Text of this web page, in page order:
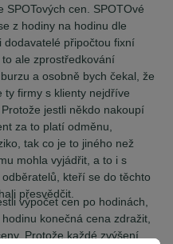
cen. SPOTOvé
z hodiny na hodinu dle
dodavatelé připočtou fixní
ale zprostředkování
a osobně bych čekal, že
ty firmy s klienty nejdříve
jestli někdo nakoupí
za to platí odměnu,
tak co je to jiného než
mohla vyjádřit, a to i s
kteří se do těchto
přesvědčit.
výpočet cen po hodinách,
konečná cena zdražit,
Protože každé zvýšení